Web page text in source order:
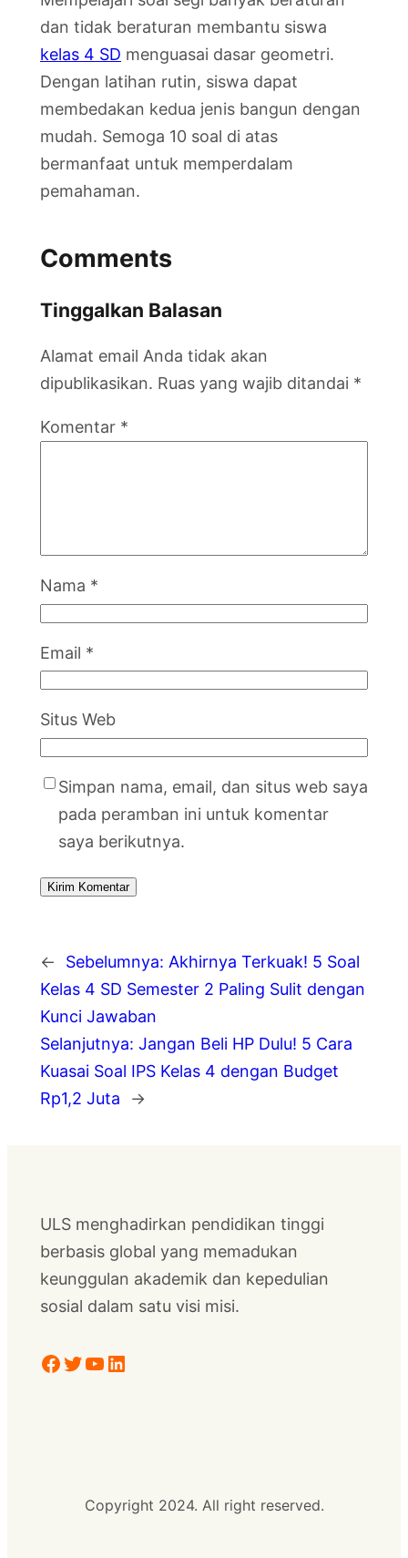
dan tidak beraturan membantu siswa
kelas 4 SD menguasai dasar geometri.
Dengan latihan rutin, siswa dapat
membedakan kedua jenis bangun dengan
mudah. Semoga 10 soal di atas
bermanfaat untuk memperdalam
pemahaman.
Comments
Tinggalkan Balasan
Alamat email Anda tidak akan
dipublikasikan. Ruas yang wajib ditandai *
Komentar *
Nama *
Email *
Situs Web
Simpan nama, email, dan situs web saya
pada peramban ini untuk komentar
saya berikutnya.
← Sebelumnya: Akhirnya Terkuak! 5 Soal
Kelas 4 SD Semester 2 Paling Sulit dengan
Kunci Jawaban
Selanjutnya: Jangan Beli HP Dulu! 5 Cara
Kuasai Soal IPS Kelas 4 dengan Budget
Rp1,2 Juta
→
ULS menghadirkan pendidikan tinggi
berbasis global yang memadukan
keunggulan akademik dan kepedulian
sosial dalam satu visi misi.
Facebook Twitter YouTube LinkedIn
Copyright 2024. All right reserved.